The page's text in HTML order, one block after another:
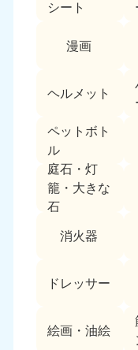
シート
漫画
ヘルメット
ペットボト
ル
庭石・灯
籠・大きな
石
消火器
ドレッサー
絵画・油絵
滋賀県
9:00〜19:00 年中
050-1881-
岡山県
050-1881-
9:00〜19:00 年中
9:00〜19:00 年中
島根県
050-1881-